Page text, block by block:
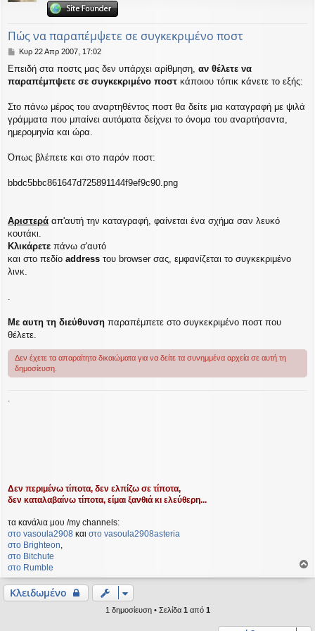
Πώς να παραπέμψετε σε συγκεκριμένο ποστ
Δ
μ
ο
ί
υ
σ
Κυρ 22 Απρ 2007, 17:02
Επειδή στα ποστς μας δεν υπάρχει αρίθμηση, αν θέλετε να
παραπέμπψετε σε συγκεκριμένο ποστ κάποιου τόπικ κάνετε το εξής:
Στο πάνω μέρος του αναρτηθέντος ποστ θα δείτε μια καταγραφή με ψιλά
γράμματα που μπαίνει αυτόματα δείχνει το όνομα του αναρτήσαντα,
ημερομηνία και ώρα.
Όπως βλέπετε και στο παρόν ποστ:
bbdc5bbc861647d725891144f9ef9c90.png
Αριστερά απ'αυτή την καταγραφή, φαίνεται ένα σχήμα σαν λευκό
κουτάκι.
Κλικάρετε πάνω σ'αυτό
και στο πεδίο address του browser σας, εμφανίζεται το συγκεκριμένο
λινκ.
.
Με αυτη τη διεύθυνση παραπέμπετε στο συγκεκριμένο ποστ που
θέλετε.
Δεν έχετε τα απαραίτητα δικαιώματα για να δείτε τα συνημμένα αρχεία σε αυτή τη
δημοσίευση.
Δεν περιμένω τίποτα, δεν ελπίζω σε τίποτα,
δεν καταλαβαίνω τίποτα, είμαι ξανθιά κι ελεύθερη...
τα κανάλια μου /my channels:
στο vasoula2908 και στο vasoula2908asteria
στο Βrighteon
στο Bitchute
στο Rumble
Κλειδωμένο
1 δημοσίευση • Σελίδα 1 από 1